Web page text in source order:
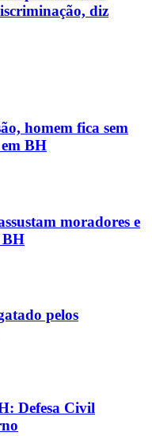
diz
homem fica sem
BH
moradores e
BH
pelos
Defesa Civil